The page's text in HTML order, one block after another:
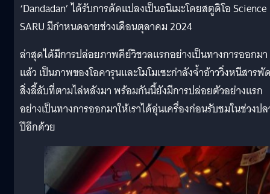
‘Dandadan’ ได้รับการดัดแปลงเป็นอนิเมะโดยสตูดิโอ Science
SARU มีกำหนดฉายช่วงเดือนตุลาคม 2024
ล่าสุดได้มีการปล่อยภาพคีย์วิชวลแรกอย่างเป็นทางการออกมา
แล้ว เป็นภาพของโอคารุนและโมโมเซะกำลังจ้ำอ้าววิ่งหนีสารพั
สิ่งลี้ลับที่ตามไล่หลังมา พร้อมกันนี้ยังมีการปล่อยตัวอย่างแรก
อย่างเป็นทางการออกมาให้เราได้อุ่นเครื่องก่อนรับชมในช่วงป
ปีอีกด้วย